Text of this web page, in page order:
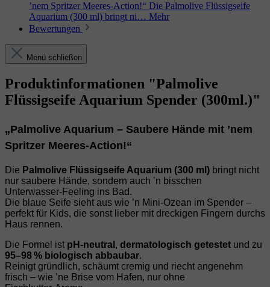
’nem Spritzer Meeres‑Action!“ Die Palmolive Flüssigseife
Aquarium (300 ml) bringt ni… Mehr
Bewertungen
Menü schließen
Produktinformationen "Palmolive
Flüssigseife Aquarium Spender (300ml.)"
„Palmolive Aquarium – Saubere Hände mit ’nem
Spritzer Meeres‑Action!“
Die Palmolive Flüssigseife Aquarium (300 ml) bringt nicht
nur saubere Hände, sondern auch ’n bisschen
Unterwasser‑Feeling ins Bad.
Die blaue Seife sieht aus wie ’n Mini‑Ozean im Spender –
perfekt für Kids, die sonst lieber mit dreckigen Fingern durchs
Haus rennen.
Die Formel ist pH‑neutral , dermatologisch getestet und zu
95–98 % biologisch abbaubar.
Reinigt gründlich, schäumt cremig und riecht angenehm
frisch – wie ’ne Brise vom Hafen, nur ohne